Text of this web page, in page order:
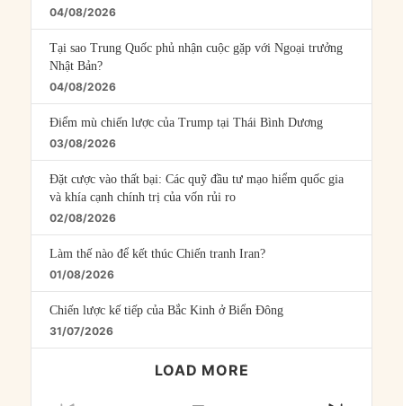
04/08/2026
Tại sao Trung Quốc phủ nhận cuộc gặp với Ngoại trưởng
Nhật Bản?
04/08/2026
Điểm mù chiến lược của Trump tại Thái Bình Dương
03/08/2026
Đặt cược vào thất bại: Các quỹ đầu tư mạo hiểm quốc gia
và khía cạnh chính trị của vốn rủi ro
02/08/2026
Làm thế nào để kết thúc Chiến tranh Iran?
01/08/2026
Chiến lược kế tiếp của Bắc Kinh ở Biển Đông
31/07/2026
LOAD MORE